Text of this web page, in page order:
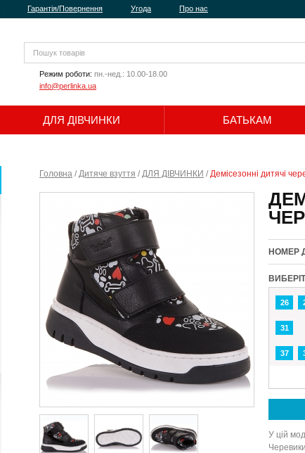
Гарантія/Повернення Угода Про нас
Режим роботи: пн.-нед.: 10.00-18.00
info@perlinka.ua
ДЛЯ ДІВЧИНКИ БАТЬКАМ
Головна /Дитяче взуття /ДЛЯ ДІВЧИНКИ /Демісезонні дитячі
НОМЕР
26
31
37
У цій